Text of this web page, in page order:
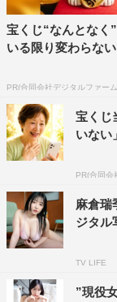
宝くじ“なんとなく
いる限り変わらない
PR(合同会社デジタルファー
宝くじ
いない」
PR(合同会
麻倉
ジタル
TV LIFE
”現役